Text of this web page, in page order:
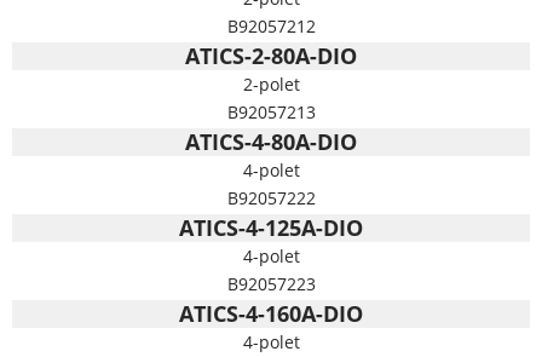
B92057212
ATICS-2-80A-DIO
2-polet
B92057213
ATICS-4-80A-DIO
4-polet
B92057222
ATICS-4-125A-DIO
4-polet
B92057223
ATICS-4-160A-DIO
4-polet